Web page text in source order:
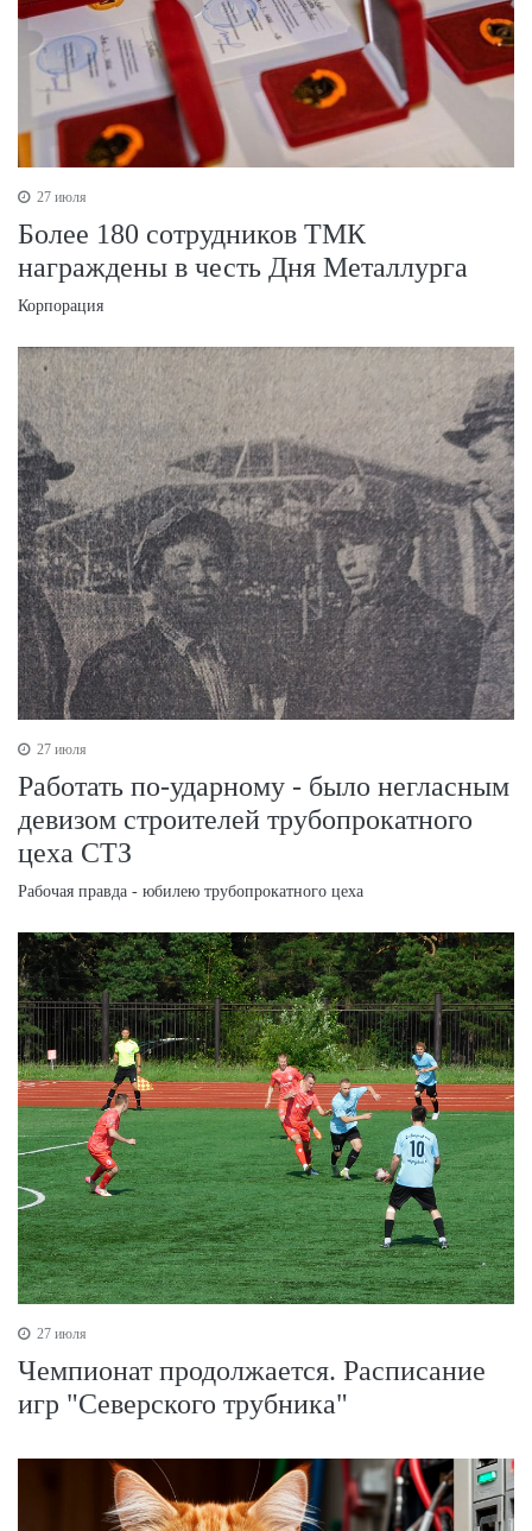
27 июля
Более 180 сотрудников ТМК
награждены в честь Дня Металлурга
Корпорация
27 июля
Работать по-ударному - было негласным
девизом строителей трубопрокатного
цеха СТЗ
Рабочая правда - юбилею трубопрокатного цеха
27 июля
Чемпионат продолжается. Расписание
игр "Северского трубника"